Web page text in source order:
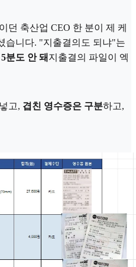
던 축산업 CEO 한 분이 제 케
습니다. "지출결의도 되냐"는
5분도 안 돼 지출결의 파일이 엑
고, 겹친 영수증은 구분하고,